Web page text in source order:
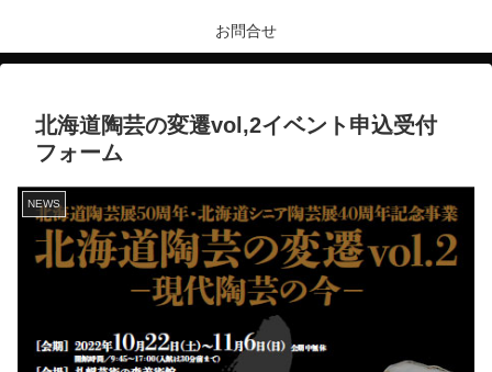
お問合せ
北海道陶芸の変遷vol,2イベント申込受付
フォーム
NEWS